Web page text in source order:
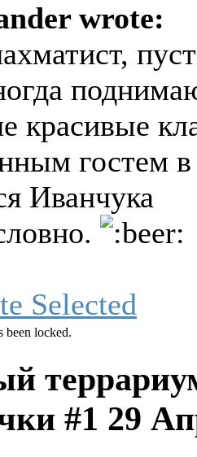
wrote:
красивые
гостем
Иванчука
been locked.
#1 29